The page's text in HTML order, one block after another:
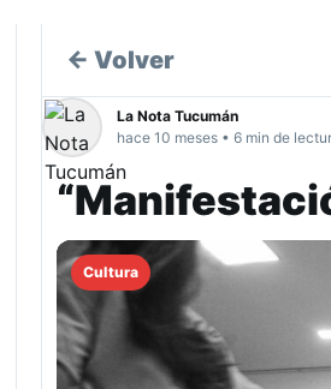
← Volver
La Nota Tucumán
hace 10 meses • 6 min de
Cultura